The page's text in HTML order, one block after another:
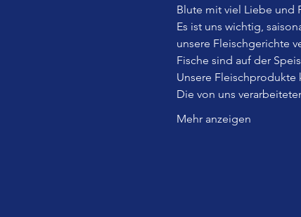
Blute mit viel Liebe und
Es ist uns wichtig,
unsere Fleischgerichte
Fische sind auf der
Unsere Fleischprodukte
Die von uns
Mehr anzeigen